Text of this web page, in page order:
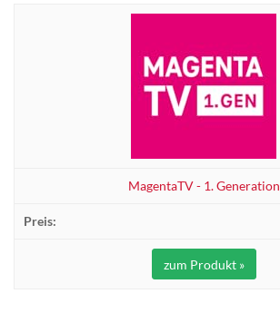
MagentaTV - 1. Generation
zum Produkt »